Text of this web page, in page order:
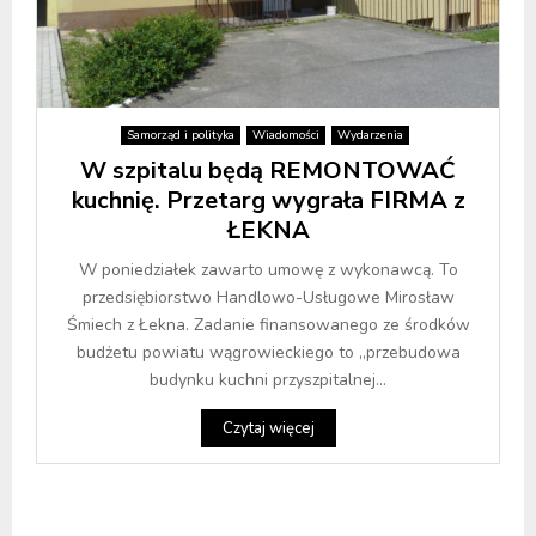
Samorząd i polityka Wiadomości Wydarzenia
W szpitalu będą REMONTOWAĆ
kuchnię. Przetarg wygrała FIRMA z
ŁEKNA
W poniedziałek zawarto umowę z wykonawcą. To
przedsiębiorstwo Handlowo-Usługowe Mirosław
Śmiech z Łekna. Zadanie finansowanego ze środków
budżetu powiatu wągrowieckiego to „przebudowa
budynku kuchni przyszpitalnej...
Czytaj więcej